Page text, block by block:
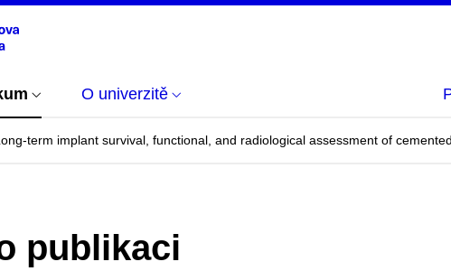
O univerzitě
term implant survival, functional, and radiological assessment of
publikaci